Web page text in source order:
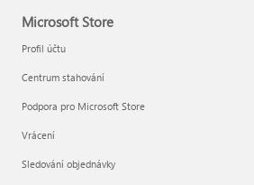
Microsoft Store
Profil účtu
Centrum stahování
Podpora pro Microsoft Store
Vrácení
Sledování objednávky